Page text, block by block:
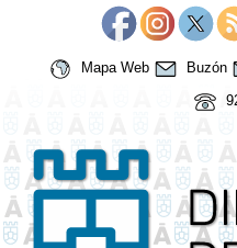
Mapa Web Buzón